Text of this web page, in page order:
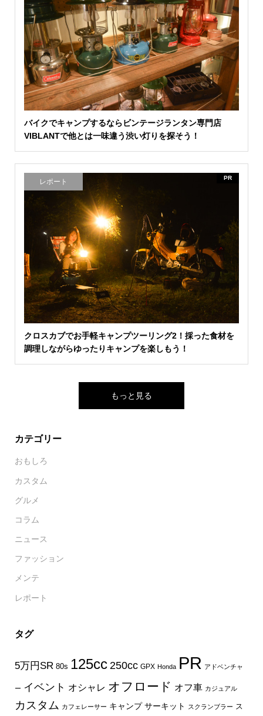
バイクでキャンプするならビンテージランタン専門店
VIBLANTで他とは一味違う渋い灯りを探そう！
レポート PR
クロスカブでお手軽キャンプツーリング2！採った食材を
調理しながらゆったりキャンプを楽しもう！
もっと見る
カテゴリー
おもしろ
カスタム
グルメ
コラム
ニュース
ファッション
メンテ
レポート
タグ
5万円SR 80s 125cc 250cc GPX Honda PR アドベンチャ
ー イベント オシャレ オフロード オフ車 カジュアル
カスタム カフェレーサー キャンプ サーキット スクランブラー ス